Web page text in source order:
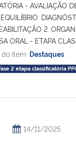
- AVALIAÇÃO
2.
ORAL - ETAPA
item: Destaques
2 etapa classificatória
14/11/2025